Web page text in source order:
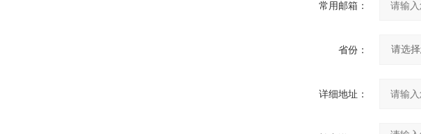
常用邮箱：
省份：
详细地址：